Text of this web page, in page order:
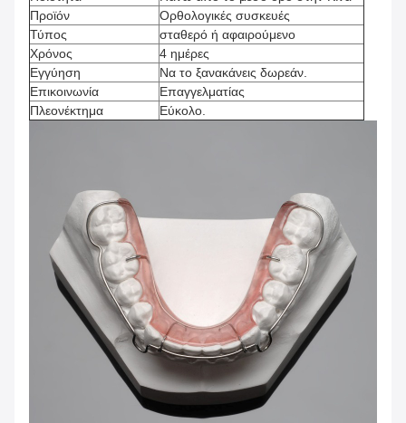
Προϊόν
Ορθολογικές συσκευές
Τύπος
σταθερό ή αφαιρούμενο
Χρόνος
4 ημέρες
Εγγύηση
Να το ξανακάνεις δωρεάν.
Επικοινωνία
Επαγγελματίας
Πλεονέκτημα
Εύκολο.